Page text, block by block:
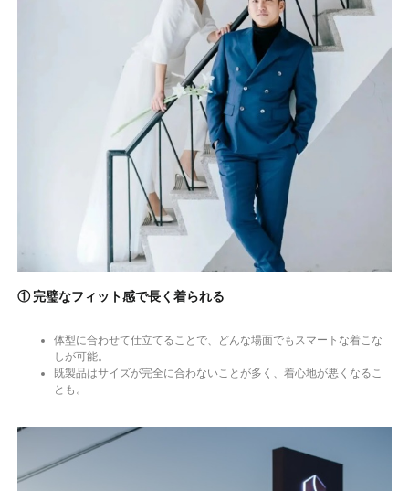
① 完璧なフィット感で長く着られる
体型に合わせて仕立てることで、どんな場面でもスマートな着こな
しが可能。
既製品はサイズが完全に合わないことが多く、着心地が悪くなるこ
とも。